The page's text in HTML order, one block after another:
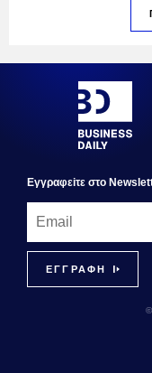
Εγγραφεiτε στο